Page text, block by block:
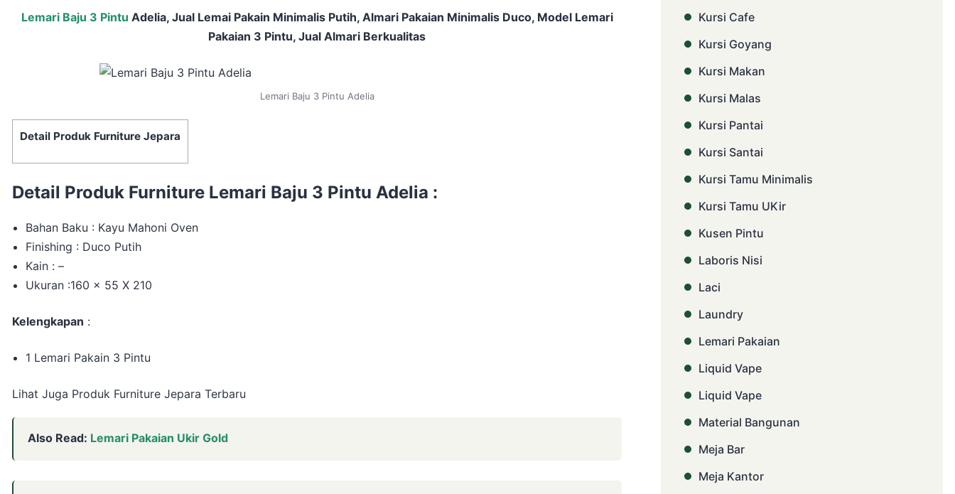
Lemari Baju 3 Pintu Adelia, Jual Lemai Pakain Minimalis Putih, Almari Pakaian Minimalis Duco, Model Lemari
Pakaian 3 Pintu, Jual Almari Berkualitas
Lemari Baju 3 Pintu Adelia
Detail Produk Furniture Jepara
Detail Produk Furniture Lemari Baju 3 Pintu Adelia :
Bahan Baku : Kayu Mahoni Oven
Finishing : Duco Putih
Kain : –
Ukuran :160 x 55 X 210
Kelengkapan :
1 Lemari Pakain 3 Pintu
Lihat Juga Produk Furniture Jepara Terbaru
Also Read: Lemari Pakaian Ukir Gold
Kursi Cafe
Kursi Goyang
Kursi Makan
Kursi Malas
Kursi Pantai
Kursi Santai
Kursi Tamu Minimalis
Kursi Tamu UKir
Kusen Pintu
Laboris Nisi
Laci
Laundry
Lemari Pakaian
Liquid Vape
Liquid Vape
Material Bangunan
Meja Bar
Meja Kantor